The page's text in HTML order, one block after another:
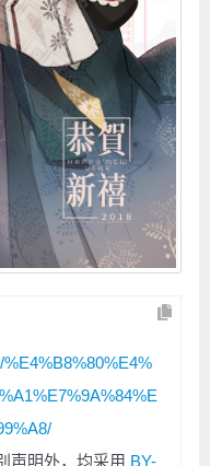
声明外，均采用 BY-